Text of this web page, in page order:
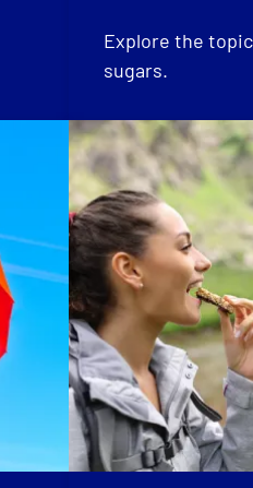
Explore the
sugars.